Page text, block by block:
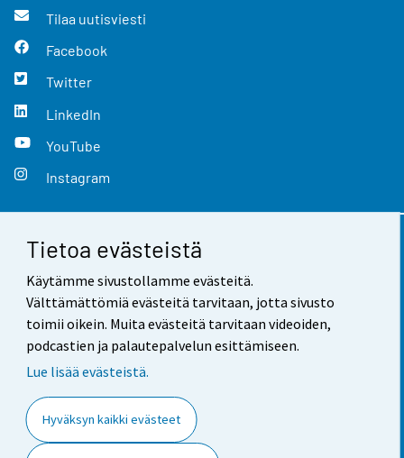
Tietoa evästeistä
Käytämme sivustollamme evästeitä.
Välttämättömiä evästeitä tarvitaan, jotta sivusto
toimii oikein. Muita evästeitä tarvitaan videoiden,
podcastien ja palautepalvelun esittämiseen.
Lue lisää evästeistä.
Hyväksyn kaikki evästeet
Tilaa uutisviesti
Facebook
Twitter
LinkedIn
YouTube
Instagram
Yhteystiedot
Palaute
Käyttöehdot
Saavutettavuus
Tietoa sivustosta